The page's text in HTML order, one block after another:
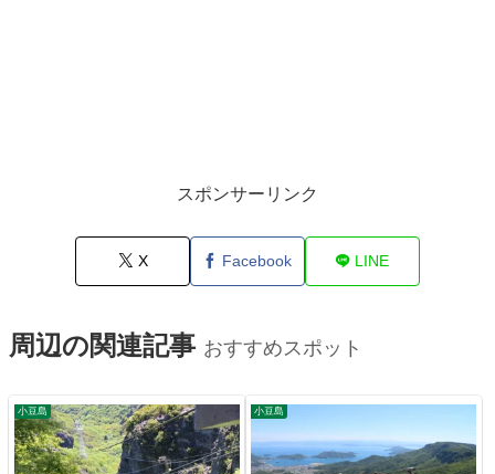
スポンサーリンク
X Facebook LINE
周辺の関連記事 おすすめスポット
小豆島 小豆島